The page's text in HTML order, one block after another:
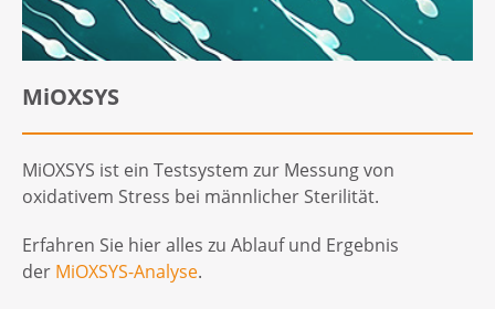
MiOXSYS
MiOXSYS ist ein Testsystem zur Messung von
oxidativem Stress bei männlicher Sterilität.
Erfahren Sie hier alles zu Ablauf und Ergebnis
der MiOXSYS-Analyse.